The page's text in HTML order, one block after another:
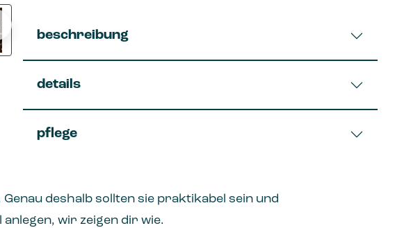
beschreibung
details
pflege
deshalb sollten sie praktikabel sein und
wir zeigen dir wie.